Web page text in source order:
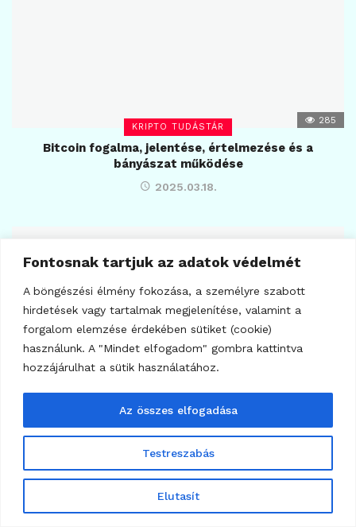
Fontosnak tartjuk az adatok védelmét
A böngészési élmény fokozása, a személyre szabott
hirdetések vagy tartalmak megjelenítése, valamint a
forgalom elemzése érdekében sütiket (cookie)
használunk. A "Mindet elfogadom" gombra kattintva
hozzájárulhat a sütik használatához.
Testreszabás
Elutasít
Az összes elfogadása
KRIPTO TUDÁSTÁR
285
Bitcoin fogalma, jelentése, értelmezése és a
bányászat működése
2025.03.18.
AI Ügynök (AI Agent) fogalma és szerepe a
Web3-ban